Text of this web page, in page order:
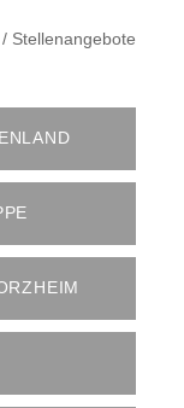
/ Stellenangebote